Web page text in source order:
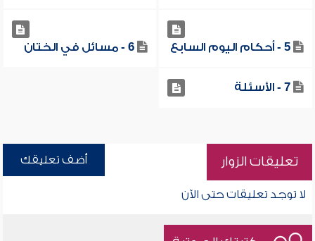
5 - أحكام اليوم السابع 6 - مسائل في الختان
7 - الأسئلة
تعليقات الزوار أضف تعليقك
لا توجد تعليقات حتى الآن